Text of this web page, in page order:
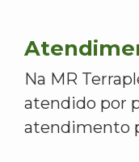
Na MR
atendido por
atendimento